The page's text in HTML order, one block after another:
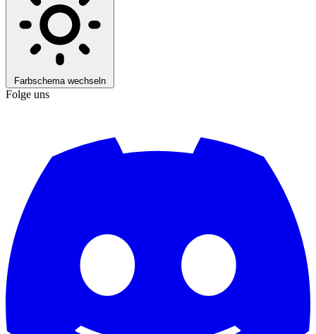
Farbschema wechseln
Folge uns